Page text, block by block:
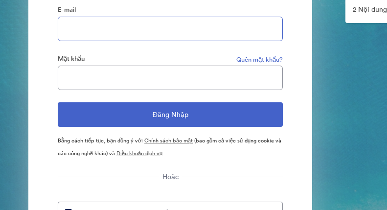
E-mail
Mật khẩu Quên mật khẩu?
Bằng cách tiếp tục, bạn đồng ý vớiChính sách bảo mật(bao gồm cả việc sử dụng cookie và
các công nghệ khác) vàĐiều khoản dịch vụ
Hoặc
2 Nội dung